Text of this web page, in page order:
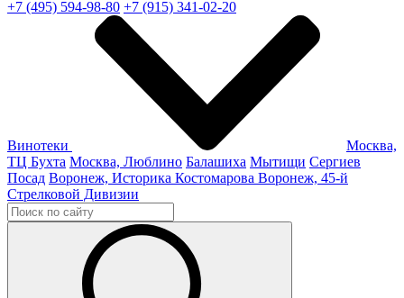
+7 (495) 594-98-80 +7 (915) 341-02-20
Винотеки
Москва,
ТЦ Бухта Москва, Люблино Балашиха Мытищи Сергиев
Посад Воронеж, Историка Костомарова Воронеж, 45-й
Стрелковой Дивизии